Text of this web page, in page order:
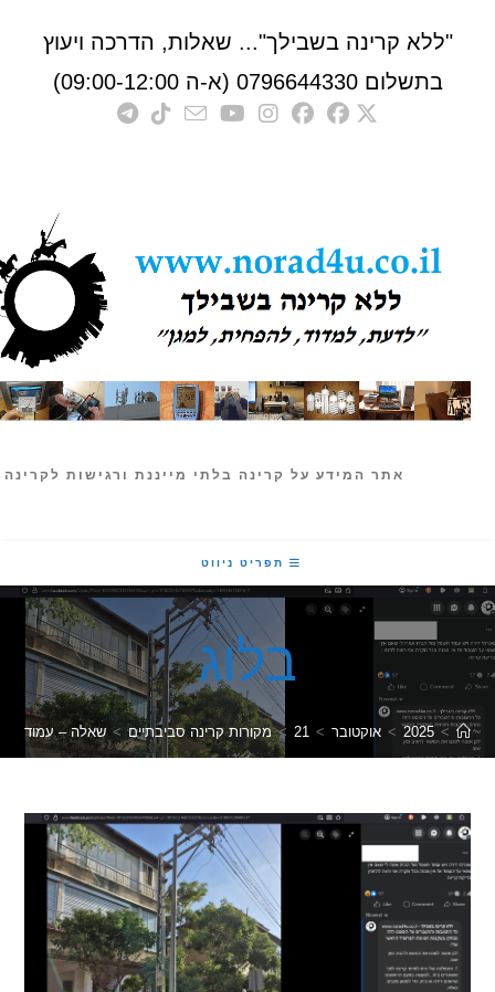
קרינה בשבילך"... שאלות, הדרכה ויעוץ
0796644330 (א-ה 09:00-12:00)
אתר המידע על קרינה בלתי מייננת ורגישות לקרינה
תפריט ניווט
בלוג
2025
> אוקטובר >
21
> מקורות קרינה סביבתיים > שאלה – עמוד חשמל מול